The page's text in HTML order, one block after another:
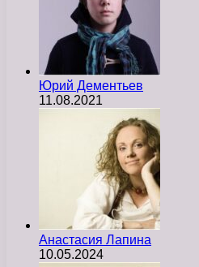
Юрий Дементьев
11.08.2021
Анастасия Лапина
10.05.2024